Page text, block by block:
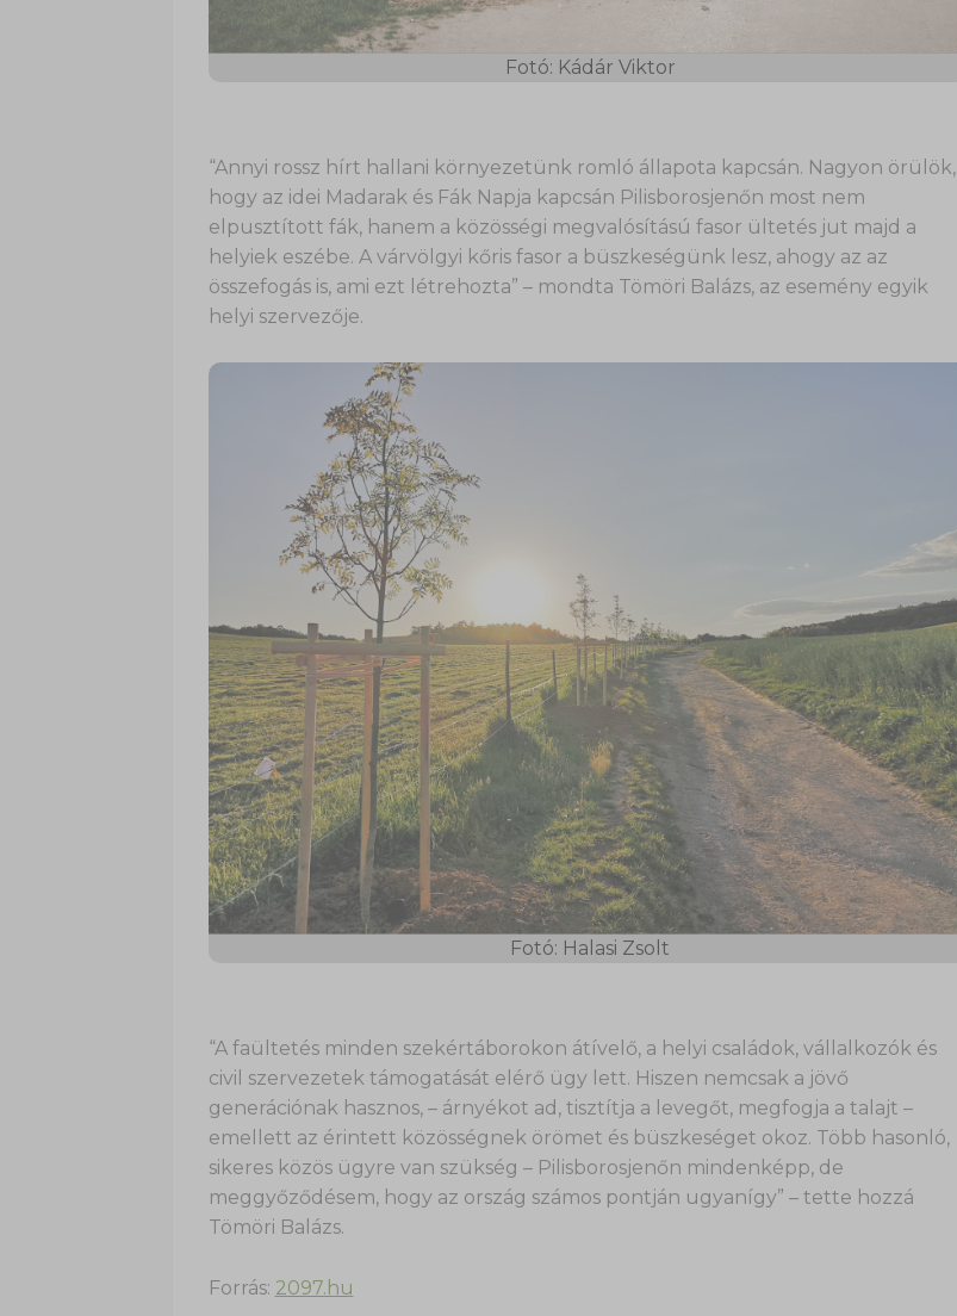
Fotó: Kádár Viktor
“Annyi rossz hírt hallani környezetünk romló állapota kapcsán. Nagyon örülök,
hogy az idei Madarak és Fák Napja kapcsán Pilisborosjenőn most nem
elpusztított fák, hanem a közösségi megvalósítású fasor ültetés jut majd a
helyiek eszébe. A várvölgyi kőris fasor a büszkeségünk lesz, ahogy az az
összefogás is, ami ezt létrehozta” – mondta Tömöri Balázs, az esemény egyik
helyi szervezője.
Fotó: Halasi Zsolt
“A faültetés minden szekértáborokon átívelő, a helyi családok, vállalkozók és
civil szervezetek támogatását elérő ügy lett. Hiszen nemcsak a jövő
generációnak hasznos, – árnyékot ad, tisztítja a levegőt, megfogja a talajt –
emellett az érintett közösségnek örömet és büszkeséget okoz. Több hasonló,
sikeres közös ügyre van szükség – Pilisborosjenőn mindenképp, de
meggyőződésem, hogy az ország számos pontján ugyanígy” – tette hozzá
Tömöri Balázs.
Forrás: 2097.hu